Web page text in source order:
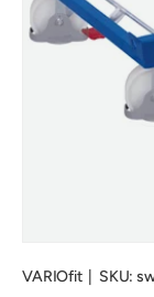
VARIOfit| SKU: